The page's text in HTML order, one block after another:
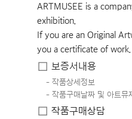
ARTMUSEE is a
exhibition.
If you are an Original
you a certificate of work.
보증서내용
작품상세정보
작품구매날짜 및 아트뮤
작품구매상담